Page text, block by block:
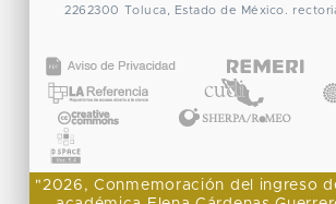
2262300 Toluca, Estado de México.
"2026, Conmemoración del ingreso